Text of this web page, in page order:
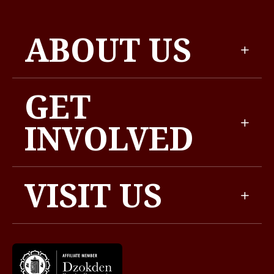
ABOUT US
GET
INVOLVED
VISIT US